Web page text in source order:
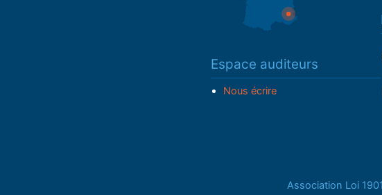
Espace auditeurs
Nous écrire
Association Loi